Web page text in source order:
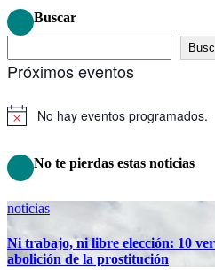
Buscar
Próximos eventos
Aviso No hay eventos programados.
No te pierdas estas noticias
noticias
Ni trabajo, ni libre elección: 10
abolición de la prostitución